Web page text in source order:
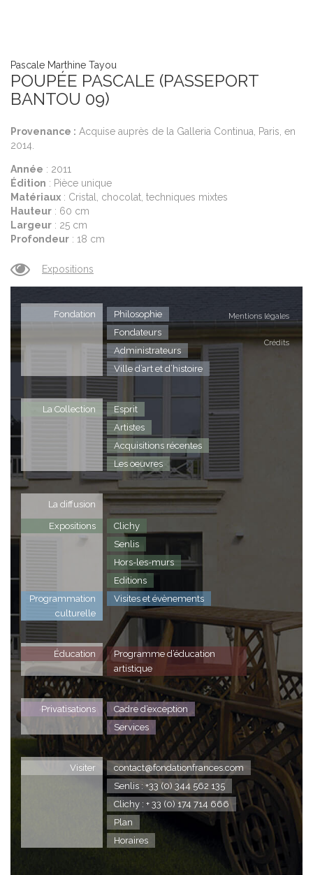
Pascale Marthine Tayou
POUPÉE PASCALE (PASSEPORT
BANTOU 09)
Provenance : Acquise auprès de la Galleria Continua, Paris, en
2014.
Année : 2011
Édition : Pièce unique
Matériaux : Cristal, chocolat, techniques mixtes
Hauteur : 60 cm
Largeur : 25 cm
Profondeur : 18 cm
Expositions
Mentions légales
Crédits
Fondation
Philosophie
Fondateurs
Administrateurs
Ville d’art et d’histoire
La Collection
Esprit
Artistes
Acquisitions récentes
Les oeuvres
La diffusion
Expositions
Clichy
Senlis
Hors-les-murs
Editions
Programmation
culturelle
Visites et évènements
Éducation
Programme d’éducation
artistique
Privatisations
Cadre d’exception
Services
Visiter
contact@fondationfrances.com
Senlis : +33 (0) 344 562 135
Clichy : + 33 (0) 174 714 666
Plan
Horaires